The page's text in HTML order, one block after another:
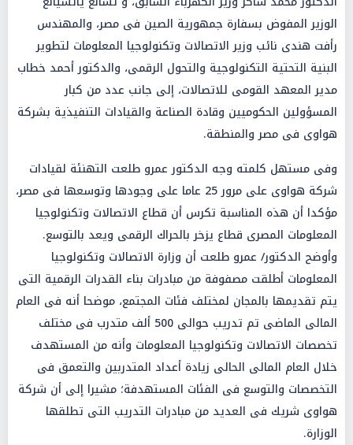
الوزير المفوض بسفارة جمهورية الصين فى مصر، والمهندس
رأفت هندى نائب وزير الاتصالات وتكنولوجيا المعلومات لتطوير
البنية التحتية التكنولوجية والتحول الرقمى، والدكتور أحمد خطاب
مدير المعهد القومى للاتصالات، إلى جانب عدد من كبار
المسؤولين الحكوميين وقادة الصناعة والقيادات التنفيذية بشركة
هواوى فى مصر والمنطقة.
وفى مستهل كلمته وجه الدكتور عمرو طلعت التهنئة لقيادات
شركة هواوى على مرور 25 عاما على وجودها وتوسعها فى مصر،
مؤكدا أن هذه المناسبة تكرس أن قطاع الاتصالات وتكنولوجيا
المعلومات المصرى قطاع يزخر بالحراك الرقمى ويعد بالتوسع.
وأوضح الدكتور/ عمرو طلعت أن وزارة الاتصالات وتكنولوجيا
المعلومات أطلقت مصفوفة من مبادرات بناء القدرات الرقمية التى
يتم تقديمها بالمجان لمختلف فئات المجتمع، موضحا أنه فى العام
المالى الماضى تم تدريب حوالى 500 ألف متدرب فى مختلف
تخصصات الاتصالات وتكنولوجيا المعلومات وأنه من المستهدف
خلال العام المالى الحالى زيادة أعداد المتدربين والتعمق فى
التخصصات والتوسع فى الفئات المستهدفة؛ مشيرا إلى أن شركة
هواوى شريك فى العديد من مبادرات التدريب التى تطلقها
الوزارة.